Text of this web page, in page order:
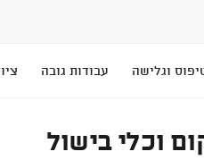
וגלישה עבודות גובה
וכלי בישול